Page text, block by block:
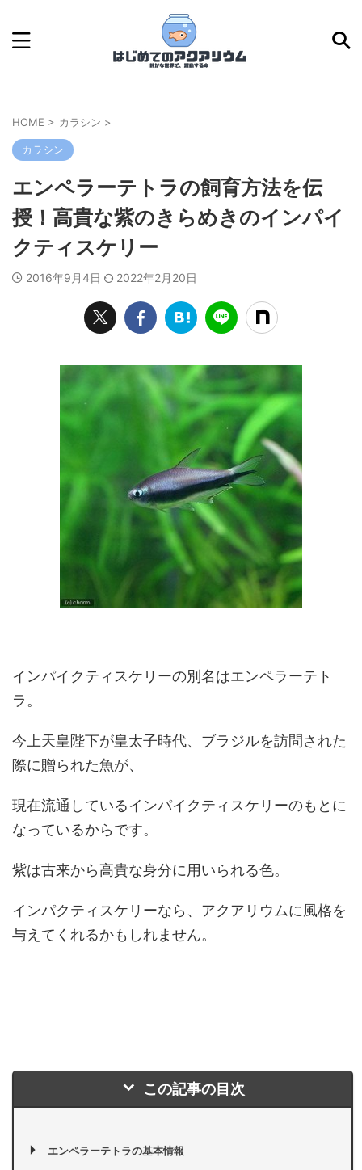
HOME > カラシン >
カラシン
エンペラーテトラの飼育方法を伝
授！高貴な紫のきらめきのインパイ
クティスケリー
2016年9月4日 2022年2月20日
インパイクティスケリーの別名はエンペラーテト
ラ。
今上天皇陛下が皇太子時代、ブラジルを訪問された
際に贈られた魚が、
現在流通しているインパイクティスケリーのもとに
なっているからです。
紫は古来から高貴な身分に用いられる色。
インパクティスケリーなら、アクアリウムに風格を
与えてくれるかもしれません。
この記事の目次
エンペラーテトラの基本情報